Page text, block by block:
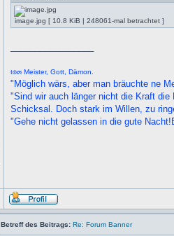
image.jpg [ 10.8 KiB | 248061-mal betrachtet ]
t๏๓ Meister, Gott, Dämon.
"Möglich wärs, aber man bräuchte ne
"Sind wir auch länger nicht die Kraft
Schicksal. Doch stark im Willen, zu
"Gehe nicht gelassen in die gute
Betreff des Beitrags: Re: Forum Banner